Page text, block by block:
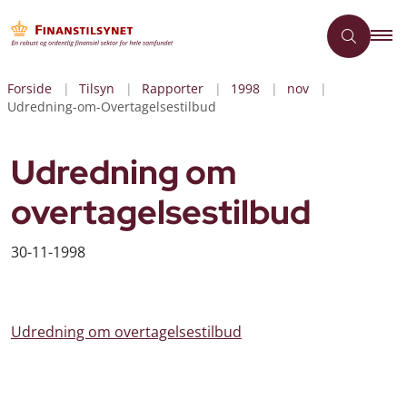
Forside Tilsyn Rapporter 1998
nov
Udredning-om-Overtagelsestilbud
Udredning om
overtagelsestilbud
30-11-1998
Udredning om overtagelsestilbud